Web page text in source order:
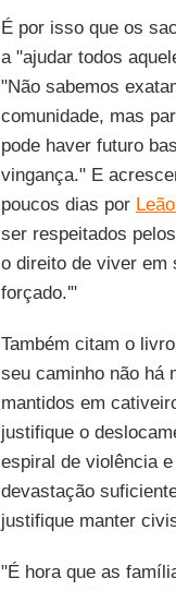
É por isso que os
a "ajudar todos
"Não sabemos
comunidade, mas
pode haver futuro
vingança." E
poucos dias por
ser respeitados
o direito de viver em
forçado.'"
Também citam o
seu caminho não há
mantidos em
justifique o
espiral de violência
devastação
justifique manter
"É hora que as